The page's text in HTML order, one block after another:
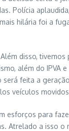
Polícia
hilária foi a
disso, tivemos
além do IPVA e
feita a
veículos
esforços para
Atrelado a isso o